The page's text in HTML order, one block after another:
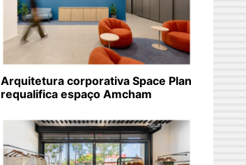
Arquitetura corporativa Space Plan
requalifica espaço Amcham